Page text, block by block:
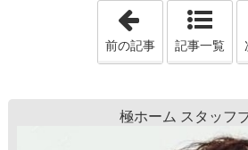
「第18回 住
前の記事 記事一覧
極ホーム スタッフ